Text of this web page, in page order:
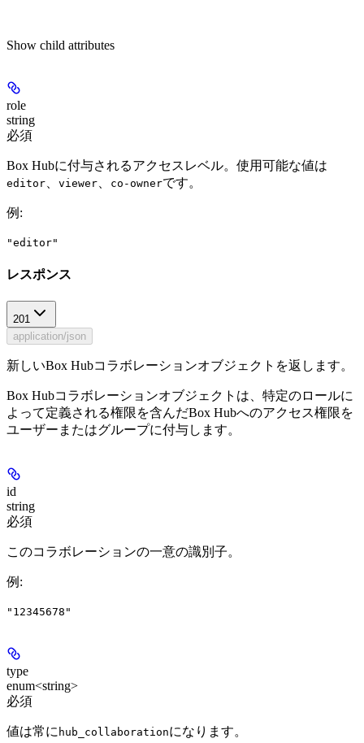
Show child attributes
role
string
必須
Box Hubに付与されるアクセスレベル。使用可能な値は
editor viewer co-ownerです。
例 :
"editor"
レスポンス
201
application/json
新しいBox Hubコラボレーションオブジェクトを返します。
Box Hubコラボレーションオブジェクトは、特定のロールに
よって定義される権限を含んだBox Hubへのアクセス権限を
ユーザーまたはグループに付与します。
id
string
必須
このコラボレーションの一意の識別子。
例 :
"12345678"
type
enum<string>
必須
値は常に hub_collaborationになります。